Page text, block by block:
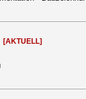
[AKTUELL]